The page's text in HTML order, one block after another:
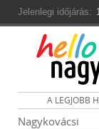
Jelenlegi időjárás:
A LEGJOBB
Nagykovácsi